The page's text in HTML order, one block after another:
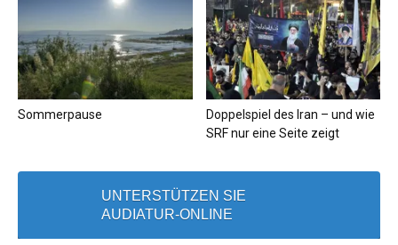
Sommerpause
Doppelspiel des Iran – und wie
SRF nur eine Seite zeigt
UNTERSTÜTZEN SIE
AUDIATUR-ONLINE